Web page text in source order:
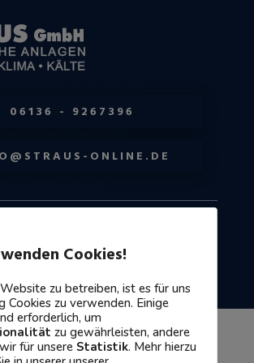
06136 - 9267396
ONLINE.DE
Cookies!
zu betreiben, ist es für uns
Cookies zu verwenden. Einige
erforderlich, um
zu gewährleisten, andere
für unsereStatistik. Mehr hierzu